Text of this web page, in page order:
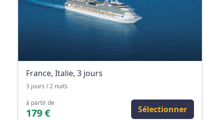
France, Italie, 3 jours
3 jours / 2 nuits
à partir de
179 € Sélectionner